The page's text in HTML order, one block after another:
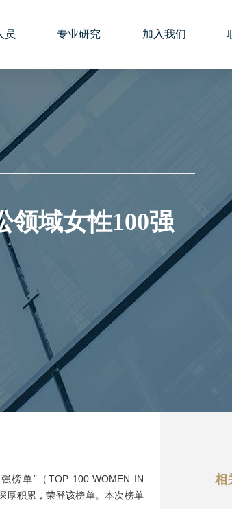
员 专业研究 加入我们
领域女性100强
榜单”（TOP 100 WOMEN IN
厚积累，荣登该榜单。本次榜单
相